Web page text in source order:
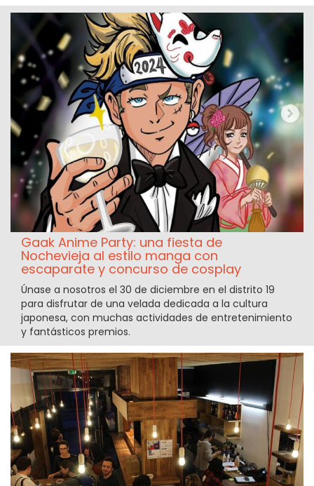
Gaak Anime Party: una fiesta de
Nochevieja al estilo manga con
escaparate y concurso de cosplay
Únase a nosotros el 30 de diciembre en el distrito 19
para disfrutar de una velada dedicada a la cultura
japonesa, con muchas actividades de entretenimiento
y fantásticos premios.